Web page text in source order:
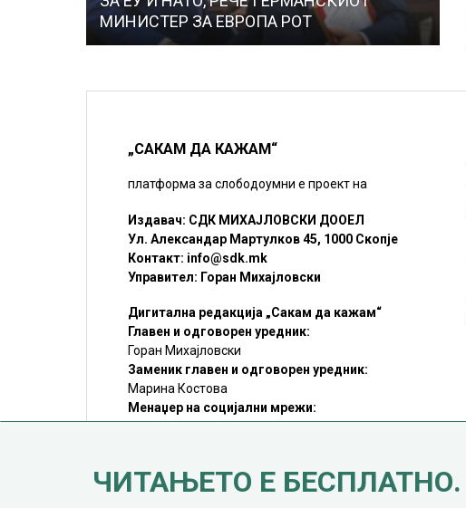
МИНИСТЕР ЗА ЕВРОПА РОТ
„САКАМ ДА КАЖАМ“
платформа за слободоумни е проект на
Издавач: СДК МИХАЈЛОВСКИ ДООЕЛ
Ул. Александар Мартулков 45, 1000 Скопје
Контакт: info@sdk.mk
Управител: Горан Михајловски
Дигитална редакција „Сакам да кажам“
Главен и одговорен уредник:
Горан Михајловски
Заменик главен и одговорен уредник:
Марина Костова
Менаџер на социјални мрежи:
Мирослав Илиоски
©SDK.MK Крадењето авторски текстови е казниво со закон.
Преземањето на авторски содржини (текстови) од оваа
ЧИТАЊЕТО Е БЕСПЛАТНО.